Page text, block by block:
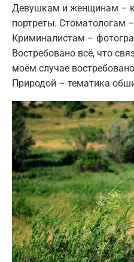
Девушкам и женщинам –
портреты. Стоматологам
Криминалистам –
Востребовано всё, что
моём случае
Природой – тематика